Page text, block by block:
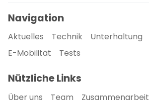
Navigation
Aktuelles Technik Unterhaltung
E-Mobilität
Tests
Nützliche Links
Über uns Team Zusammenarbeit